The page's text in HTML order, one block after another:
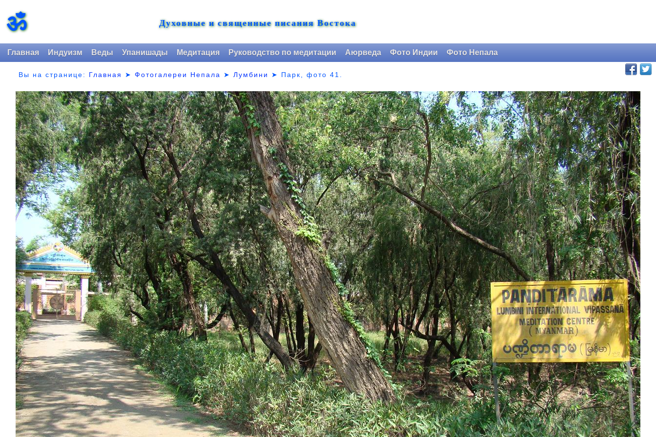
ॐ Духовные и священные писания Востока
Главная Индуизм Веды Упанишады Медитация Руководство по медитации Аюрведа Фото Индии Фото Непала
Вы на странице: Главная ➤Фотогалереи Непала ➤Лумбини ➤ Парк,фото 41.